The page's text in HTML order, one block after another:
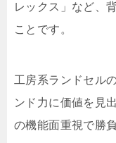
レックス」など、
ことです。
工房系ランドセル
ンド力に価値を見
の機能面重視で勝